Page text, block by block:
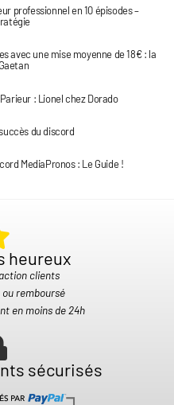
professionnel en 10 épisodes –
avec une mise moyenne de 18€ : la
: Lionel chez Dorado
du discord
MediaPronos : Le Guide !
heureux​
clients
remboursé
en moins de 24h
sécurisés